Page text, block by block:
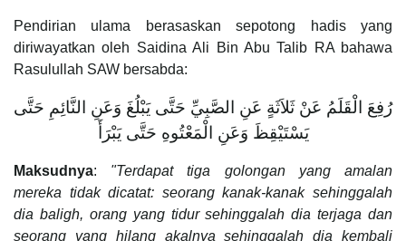
Pendirian ulama berasaskan sepotong hadis yang
diriwayatkan oleh Saidina Ali Bin Abu Talib RA bahawa
Rasulullah SAW bersabda:
رُفِعَ الْقَلَمُ عَنْ ثَلاَثَةٍ عَنِ الصَّبِيِّ حَتَّى يَبْلُغَ وَعَنِ النَّائِمِ حَتَّى
يَسْتَيْقِظَ وَعَنِ الْمَعْتُوهِ حَتَّى يَبْرَأَ
Maksudnya: "Terdapat tiga golongan yang amalan
mereka tidak dicatat: seorang kanak-kanak sehinggalah
dia baligh, orang yang tidur sehinggalah dia terjaga dan
seorang yang hilang akalnya sehinggalah dia kembali